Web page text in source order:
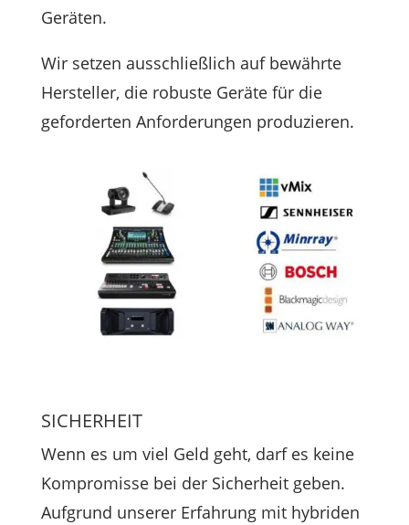
Geräten.
Wir set­zen aus­schließ­lich auf bewähr­te
Her­stel­ler, die robus­te Gerä­te für die
gefor­der­ten Anfor­de­run­gen produzieren.
SICHERHEIT
Wenn es um viel Geld geht, darf es keine
Kompromisse bei der Sicherheit geben.
Aufgrund unserer Erfahrung mit hybriden